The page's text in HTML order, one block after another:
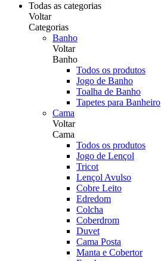
Todas as categorias
Voltar
Categorias
Banho
Voltar
Banho
Todos os produtos
Jogo de Banho
Toalha de Banho
Tapetes para Banheiro
Cama
Voltar
Cama
Todos os produtos
Jogo de Lençol
Tricot
Lençol Avulso
Cobre Leito
Edredom
Colcha
Coberdrom
Duvet
Cama Posta
Manta e Cobertor